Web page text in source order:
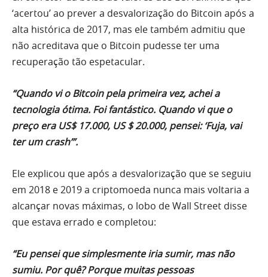
‘acertou’ ao prever a desvalorização do Bitcoin após a
alta histórica de 2017, mas ele também admitiu que
não acreditava que o Bitcoin pudesse ter uma
recuperação tão espetacular.
“Quando vi o Bitcoin pela primeira vez, achei a
tecnologia ótima. Foi fantástico. Quando vi que o
preço era US$ 17.000, US $ 20.000, pensei: ‘Fuja, vai
ter um crash’”.
Ele explicou que após a desvalorização que se seguiu
em 2018 e 2019 a criptomoeda nunca mais voltaria a
alcançar novas máximas, o lobo de Wall Street disse
que estava errado e completou:
“Eu pensei que simplesmente iria sumir, mas não
sumiu. Por quê? Porque muitas pessoas